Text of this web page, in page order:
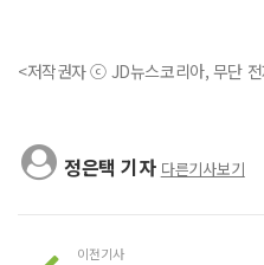
<저작권자 ⓒ JD뉴스코리아, 무단
정은택 기자 다른기사보기
이전기사